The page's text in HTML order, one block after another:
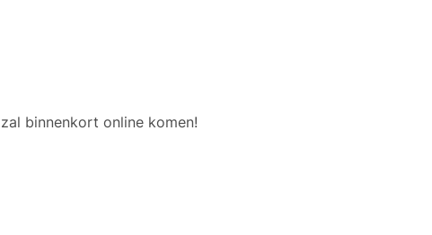
binnenkort online komen!